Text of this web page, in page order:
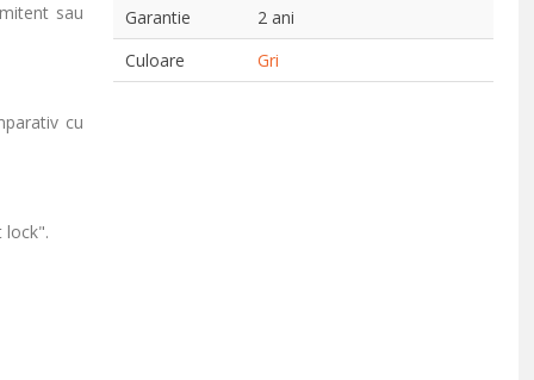
sau
cu
lock".
Garantie
2 ani
Culoare
Gri